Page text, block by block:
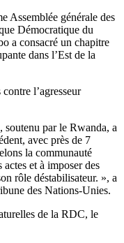
Assemblée générale des
Démocratique du
a consacré un chapitre
dans l’Est de la
l’agresseur
soutenu par le Rwanda, a
avec près de 7
la communauté
et à imposer des
rôle déstabilisateur. », a
des Nations-Unies.
de la RDC, le